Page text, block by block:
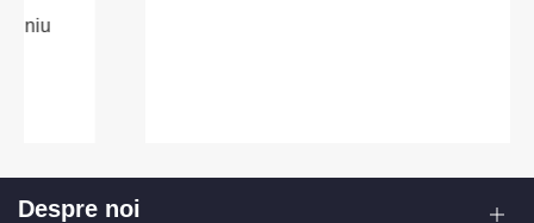
Despre noi